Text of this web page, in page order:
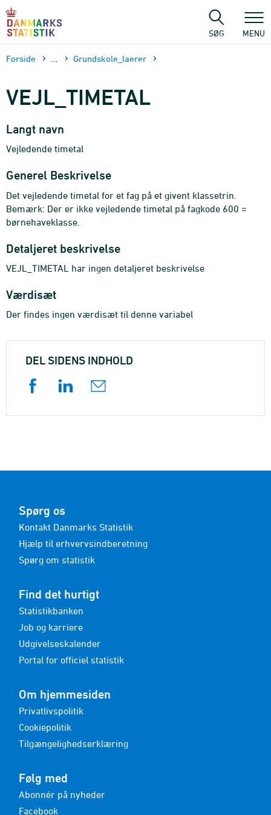
sidens
SØG MENU
Forside Grundskole_laerer
VEJL_TIMETAL
Langt navn
Vejledende timetal
Generel Beskrivelse
Det vejledende timetal for et fag på et givent klassetrin.
Bemærk: Der er ikke vejledende timetal på fagkode 600 =
børnehaveklasse.
Detaljeret beskrivelse
VEJL_TIMETAL har ingen detaljeret beskrivelse
Værdisæt
Der findes ingen værdisæt til denne variabel
DEL SIDENS INDHOLD
Spørg os
Kontakt Danmarks Statistik
Hjælp til erhvervsindberetning
Spørg om statistik
Find det hurtigt
Statistikbanken
Job og karriere
Udgivelseskalender
Portal for officiel statistik
Om hjemmesiden
Privatlivspolitik
Cookiepolitik
Tilgængelighedserklæring
Følg med
Abonnér på nyheder
Facebook